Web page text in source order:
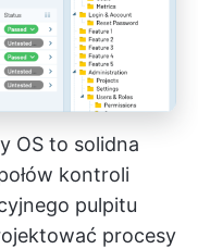
OS to solidna
kontroli
pulpitu
procesy